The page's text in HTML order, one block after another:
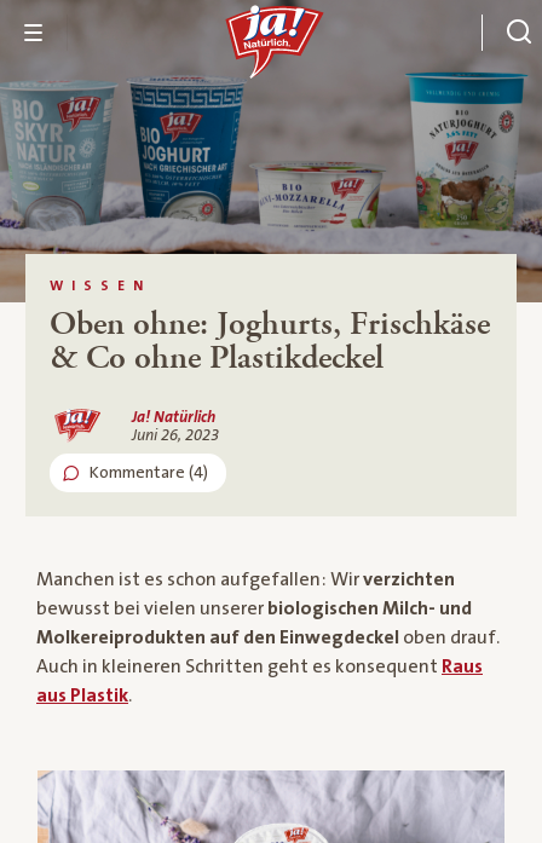
WISSEN
Oben ohne: Joghurts, Frischkäse
& Co ohne Plastikdeckel
Ja! Natürlich
Juni 26, 2023
Kommentare (4)
Manchen ist es schon aufgefallen: Wirverzichten
bewusst bei vielen unserer biologischen Milch- und
Molkereiprodukten auf den Einwegdeckel oben drauf.
Auch in kleineren Schritten geht es konsequent Raus
aus Plastik.